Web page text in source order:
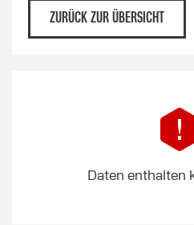
ZURÜCK ZUR ÜBERSICHT
Daten enthalten